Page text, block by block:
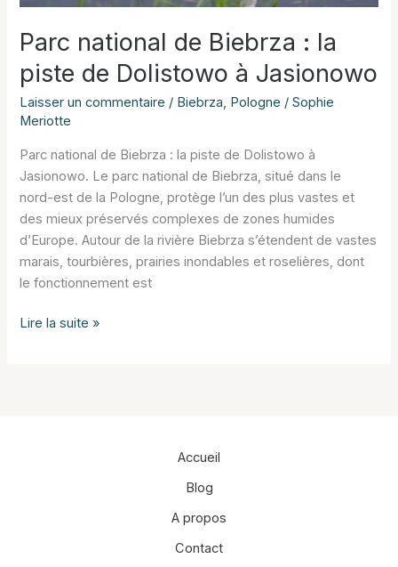
Parc national de Biebrza : la
piste de Dolistowo à Jasionowo
Laisser un commentaire / Biebrza, Pologne /Sophie
Meriotte
Parc national de Biebrza : la piste de Dolistowo à
Jasionowo. Le parc national de Biebrza, situé dans le
nord-est de la Pologne, protège l’un des plus vastes et
des mieux préservés complexes de zones humides
d’Europe. Autour de la rivière Biebrza s’étendent de vastes
marais, tourbières, prairies inondables et roselières, dont
le fonctionnement est
Parc
Lire la suite »
Accueil
Blog
A propos
Contact